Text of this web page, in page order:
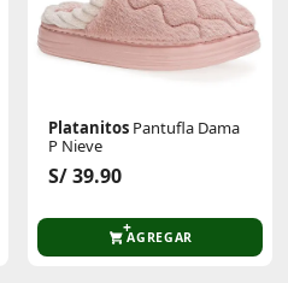
Platanitos Pantufla Dama
P Nieve
S/ 39.90
AGREGAR